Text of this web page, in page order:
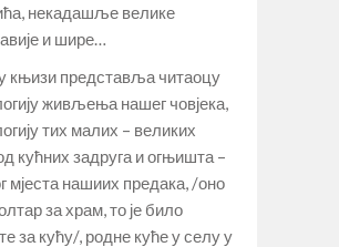
некадашље велике
и шире…
књизи представља читаоцу
живљења нашег човјека,
тих малих – великих
кућних задруга и огњишта –
мјеста нашиих предака, /оно
за храм, то је било
за кућу/, родне куће у селу у